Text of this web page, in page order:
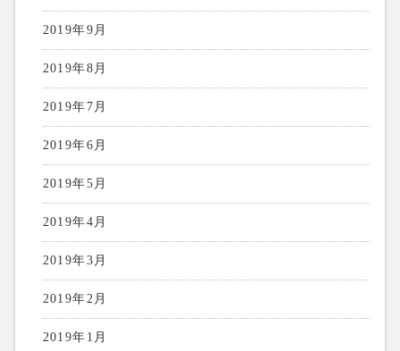
2019年9月
2019年8月
2019年7月
2019年6月
2019年5月
2019年4月
2019年3月
2019年2月
2019年1月